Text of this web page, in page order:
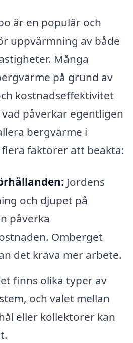
är en populär och
uppvärmning av både
Många
på grund av
kostnadseffektivitet
påverkar egentligen
bergvärme i
flera faktorer att beakta:
Jordens
och djupet på
påverka
Omberget
det kräva mer arbete.
finns olika typer av
och valet mellan
eller kollektorer kan